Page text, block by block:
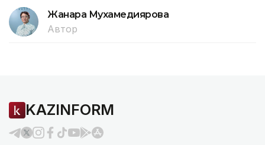
Жанара Мухамедиярова
Автор
KAZINFORM